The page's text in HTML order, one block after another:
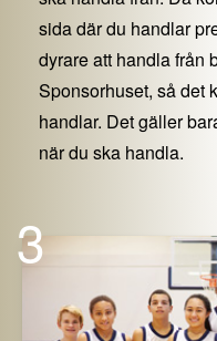
sida där du handlar
dyrare att handla från
Sponsorhuset, så det
handlar. Det gäller
när du ska handla.
3